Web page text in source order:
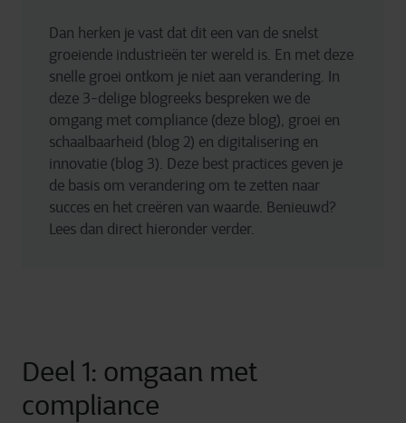
Dan herken je vast dat dit een van de snelst
groeiende industrieën ter wereld is. En met deze
snelle groei ontkom je niet aan verandering. In
deze 3-delige blogreeks bespreken we de
omgang met compliance (deze blog), groei en
schaalbaarheid (blog 2) en digitalisering en
innovatie (blog 3). Deze best practices geven je
de basis om verandering om te zetten naar
succes en het creëren van waarde. Benieuwd?
Lees dan direct hieronder verder.
Deel 1: omgaan met
compliance